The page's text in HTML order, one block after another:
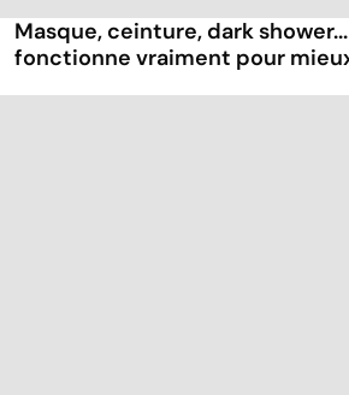
Masque, ceinture, dark
fonctionne vraiment pour